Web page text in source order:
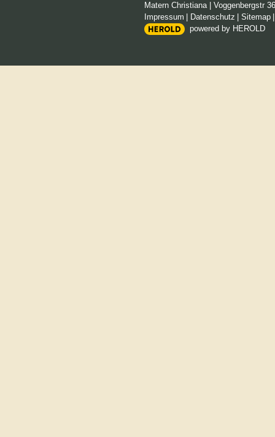
Matern Christiana| Voggenbergstr 36
Impressum
Datenschutz Sitemap
powered by HEROLD